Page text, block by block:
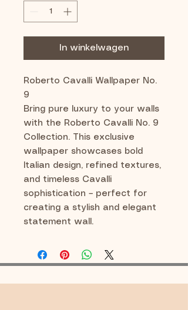
In winkelwagen
Roberto Cavalli Wallpaper No.
9
Bring pure luxury to your walls
with the Roberto Cavalli No. 9
Collection. This exclusive
wallpaper showcases bold
Italian design, refined textures,
and timeless Cavalli
sophistication – perfect for
creating a stylish and elegant
statement wall.